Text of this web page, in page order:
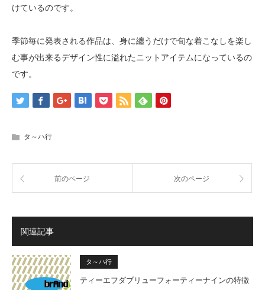
けているのです。
季節毎に発表される作品は、身に纏うだけで旬な着こなしを楽し
む事が出来るデザイン性に溢れたニットアイテムになっているの
です。
タ～ハ行
前のページ 次のページ
関連記事
タ～ハ行
ティーエフダブリューフォーティーナインの特徴